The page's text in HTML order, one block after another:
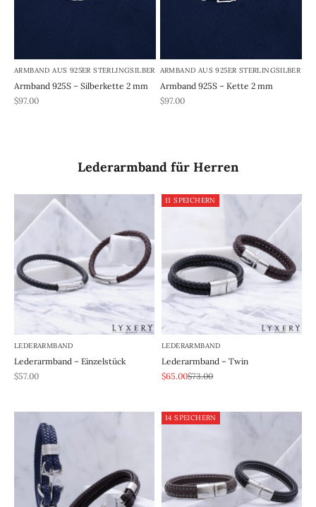
ARMBAND AUS 925ER STERLINGSILBER
Armband 925S – Silberkette 2 mm
REA-pris
$97.00
ARMBAND AUS 925ER STERLINGSILBER
Armband 925S – Kette 2 mm
REA-pris
$97.00
Lederarmband für Herren
LEDERARMBAND
Lederarmband – Einzelstück
REA-pris
$57.00
11 SPEICHERN
LEDERARMBAND
Lederarmband – Twin
REA-pris
$65.00Pris
$73.00
14 SPEICHERN